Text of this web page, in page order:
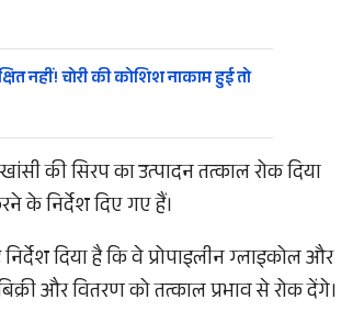
नहीं! चोरी की कोशिश नाकाम हुई तो
की सिरप का उत्पादन तत्काल रोक दिया
के निर्देश दिए गए हैं।
दिया है कि वे प्रोपाइलीन ग्लाइकोल और
और वितरण को तत्काल प्रभाव से रोक देंगे।